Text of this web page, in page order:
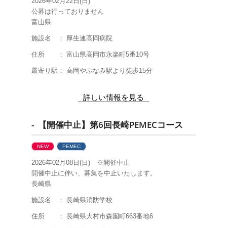
公募は行っておりません
富山県
施設名 ： 厚生連高岡病院
住所 ： 富山県高岡市永楽町5番10号
最寄り駅： 高岡やぶなみ駅より徒歩15分
詳しい情報を見る
- 【開催中止】第6回長崎PEMECコース
NEW PEMEC
2026年02月08日(日) ※開催中止
開催中止に伴い、募集を中止いたします。
長崎県
施設名 ： 長崎県消防学校
住所 ： 長崎県大村市森園町663番地6